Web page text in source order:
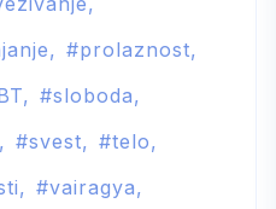
prolaznost
sloboda
svest
telo
vairagya